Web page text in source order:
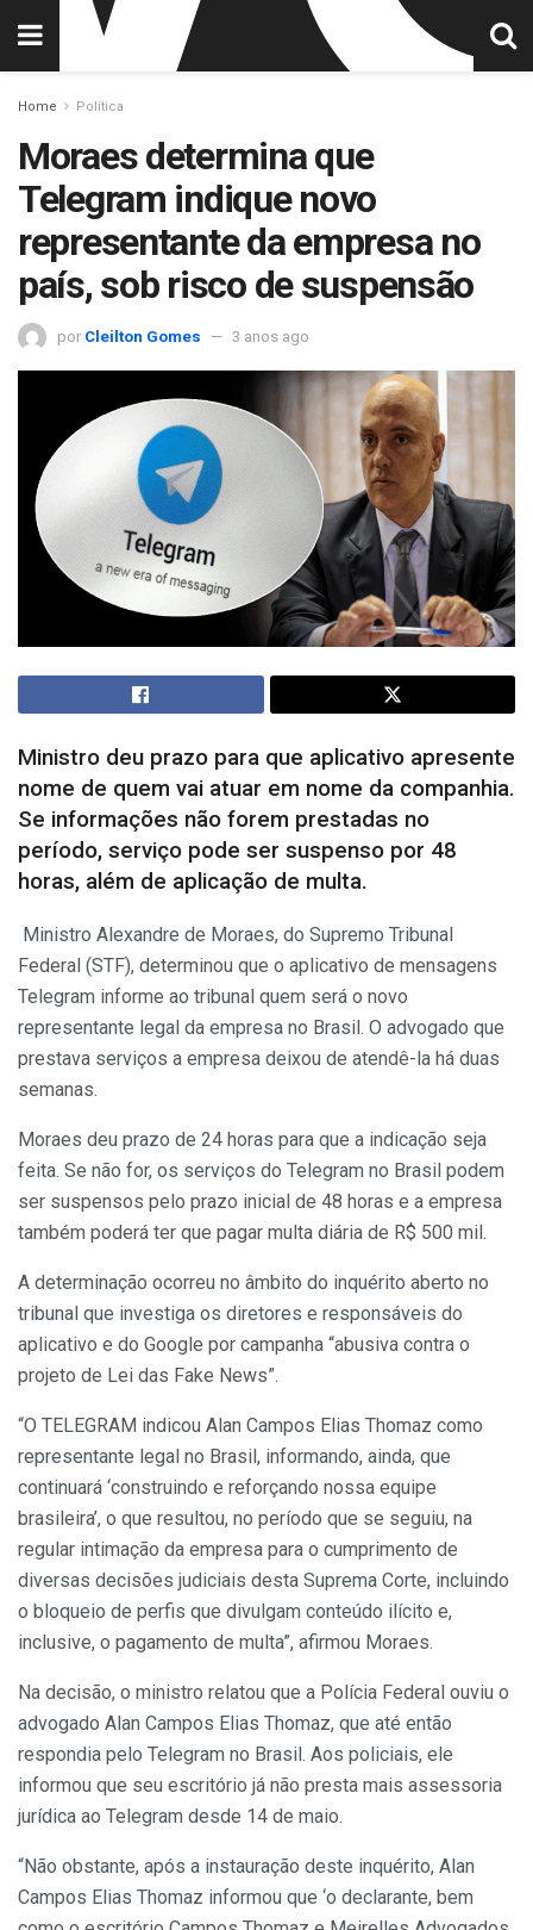
Home Política
Moraes determina que
Telegram indique novo
representante da empresa no
país, sob risco de suspensão
por Cleilton Gomes 3 anos ago
Ministro deu prazo para que aplicativo apresente
nome de quem vai atuar em nome da companhia.
Se informações não forem prestadas no
período, serviço pode ser suspenso por 48
horas, além de aplicação de multa.
Ministro Alexandre de Moraes, do Supremo Tribunal
Federal (STF), determinou que o aplicativo de mensagens
Telegram informe ao tribunal quem será o novo
representante legal da empresa no Brasil. O advogado que
prestava serviços a empresa deixou de atendê-la há duas
semanas.
Moraes deu prazo de 24 horas para que a indicação seja
feita. Se não for, os serviços do Telegram no Brasil podem
ser suspensos pelo prazo inicial de 48 horas e a empresa
também poderá ter que pagar multa diária de R$ 500 mil.
A determinação ocorreu no âmbito do inquérito aberto no
tribunal que investiga os diretores e responsáveis do
aplicativo e do Google por campanha “abusiva contra o
projeto de Lei das Fake News”.
“O TELEGRAM indicou Alan Campos Elias Thomaz como
representante legal no Brasil, informando, ainda, que
continuará ‘construindo e reforçando nossa equipe
brasileira’, o que resultou, no período que se seguiu, na
regular intimação da empresa para o cumprimento de
diversas decisões judiciais desta Suprema Corte, incluindo
o bloqueio de perfis que divulgam conteúdo ilícito e,
inclusive, o pagamento de multa”, afirmou Moraes.
Na decisão, o ministro relatou que a Polícia Federal ouviu o
advogado Alan Campos Elias Thomaz, que até então
respondia pelo Telegram no Brasil. Aos policiais, ele
informou que seu escritório já não presta mais assessoria
jurídica ao Telegram desde 14 de maio.
“Não obstante, após a instauração deste inquérito, Alan
Campos Elias Thomaz informou que ‘o declarante, bem